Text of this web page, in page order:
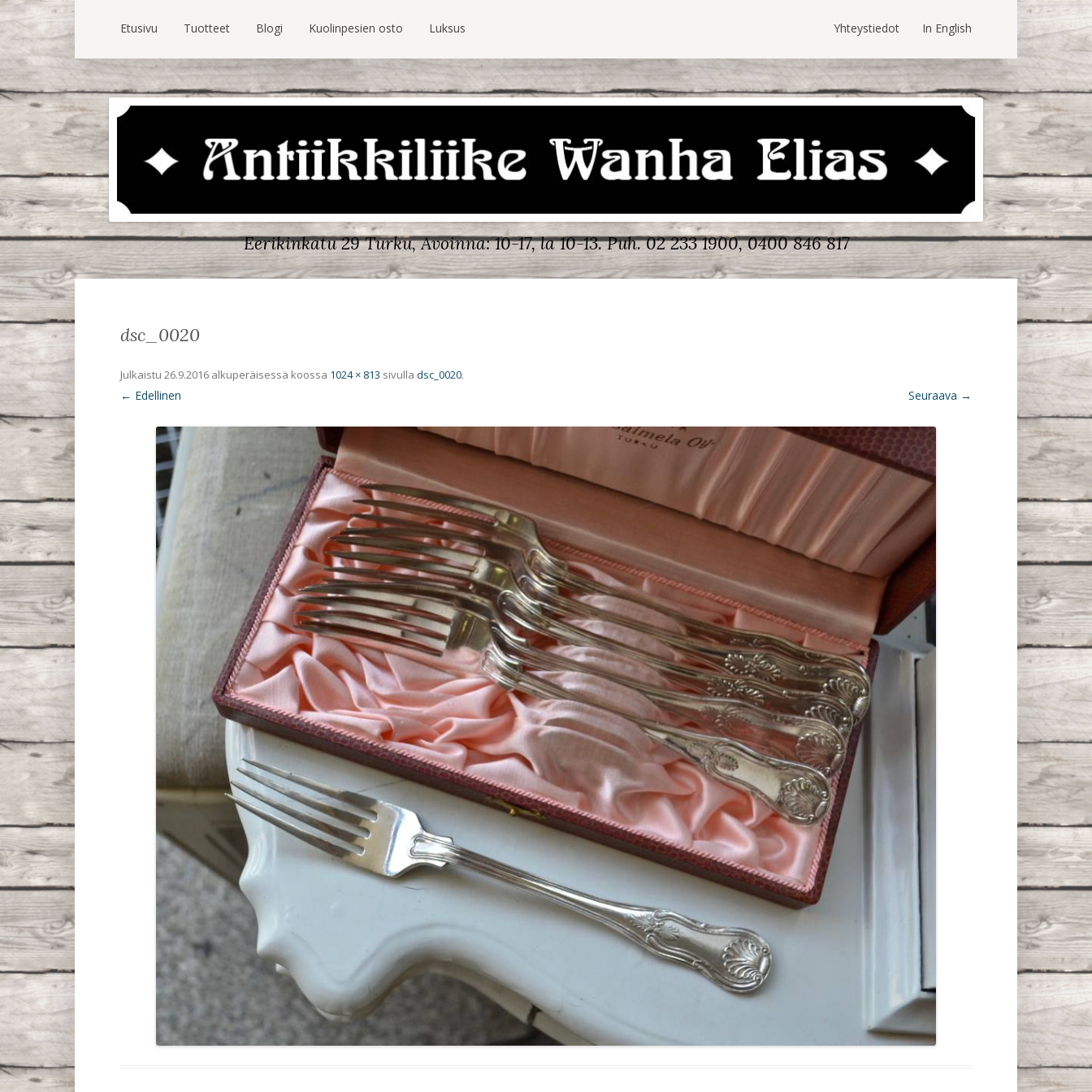
Etusivu Tuotteet Blogi Kuolinpesien osto Luksus In English
Yhteystiedot
Eerikinkatu 29 Turku, Avoinna: 10-17, la 10-13.Puh. 02 233 1900, 0400 846 817
dsc_0020
Julkaistu 26.9.2016 alkuperäisessä koossa 1024 × 813 sivulla dsc_0020.
← Edellinen Seuraava →